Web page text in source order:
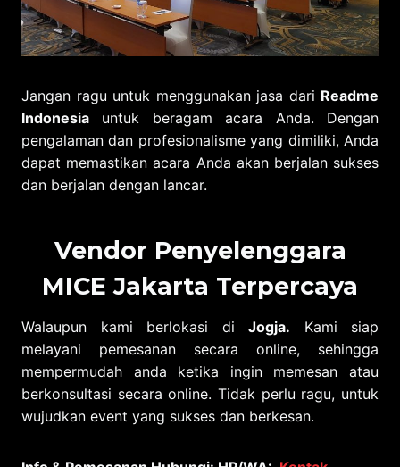
Jangan ragu untuk menggunakan jasa dari Readme
Indonesia untuk beragam acara Anda. Dengan
pengalaman dan profesionalisme yang dimiliki, Anda
dapat memastikan acara Anda akan berjalan sukses
dan berjalan dengan lancar.
Vendor Penyelenggara
MICEJakarta Terpercaya
Walaupun kami berlokasi di Jogja. Kami siap
melayani pemesanan secara online, sehingga
mempermudah anda ketika ingin memesan atau
berkonsultasi secara online. Tidak perlu ragu, untuk
wujudkan event yang sukses dan berkesan.